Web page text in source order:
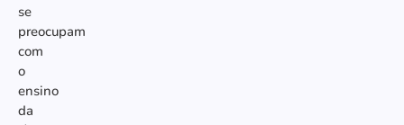
se
preocupam
com
o
ensino
da